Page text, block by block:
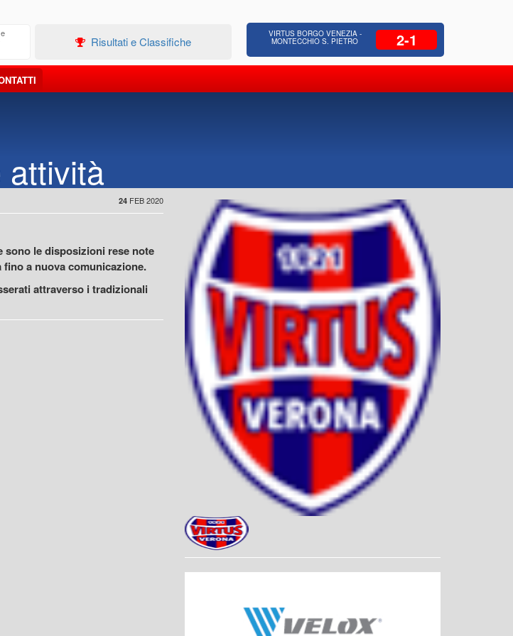
Edilizia Residenziale, Opere pubbliche,
Progettazione Strade, Opere idrauliche, Bonifica
Risultati e Classifiche
VIRTUS BORGO VENEZIA -
MONTECCHIO S. PIETRO 2-1
attività
24 FEB 2020
sono le disposizioni rese note
a nuova comunicazione.
attraverso i tradizionali